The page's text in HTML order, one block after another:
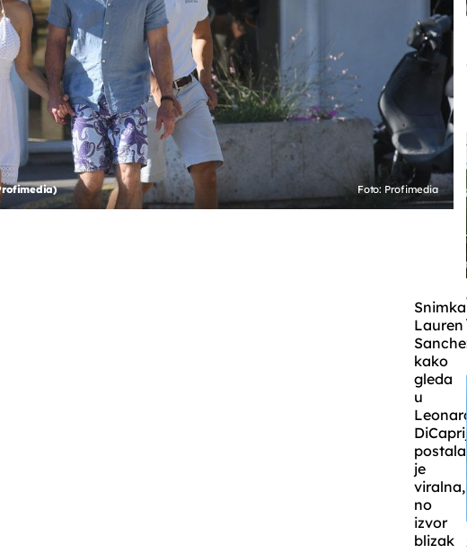
Foto: Profimedia
Snimka
Lauren
kako
gleda
u
postala
je
viralna,
no
izvor
blizak